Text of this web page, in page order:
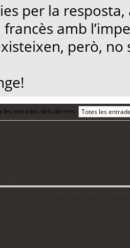
per la
amb
però, no
les entrades dels darrers: